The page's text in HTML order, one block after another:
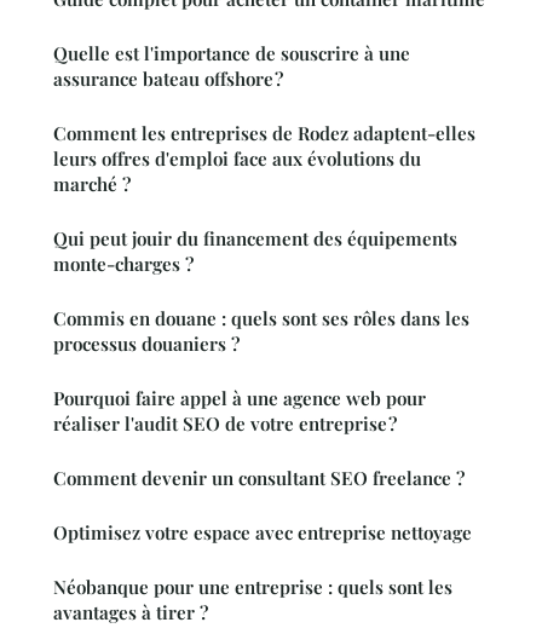
Quelle est l'importance de souscrire à une
assurance bateau offshore ?
Comment les entreprises de Rodez adaptent-elles
leurs offres d'emploi face aux évolutions du
marché ?
Qui peut jouir du financement des équipements
monte-charges ?
Commis en douane : quels sont ses rôles dans les
processus douaniers ?
Pourquoi faire appel à une agence web pour
réaliser l'audit SEO de votre entreprise ?
Comment devenir un consultant SEO freelance ?
Optimisez votre espace avec entreprise nettoyage
Néobanque pour une entreprise : quels sont les
avantages à tirer ?